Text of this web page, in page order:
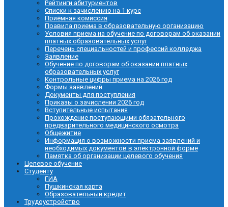
Рейтинги абитуриентов
Списки к зачислению на 1 курс
Приёмная комиссия
Правила приема в образовательную организацию
Условия приема на обучение по договорам об оказании
платных образовательных услуг
Перечень специальностей и профессий колледжа
Заявление
Обучение по договорам об оказании платных
образовательных услуг
Контрольные цифры приема на 2026 год
Формы заявлений
Документы для поступления
Приказы о зачислении 2026 год
Вступительные испытания
Прохождение поступающими обязательного
предварительного медицинского осмотра
Общежитие
Информация о возможности приема заявлений и
необходимых документов в электронной форме
Памятка об организации целевого обучения
Целевое обучение
Студенту
ГИА
Пушкинская карта
Образовательный кредит
Трудоустройство